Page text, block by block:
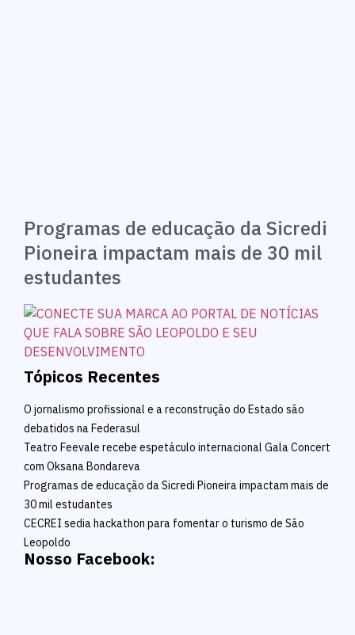
Programas de educação da Sicredi
Pioneira impactam mais de 30 mil
estudantes
Tópicos Recentes
O jornalismo profissional e a reconstrução do Estado são
debatidos na Federasul
Teatro Feevale recebe espetáculo internacional Gala Concert
com Oksana Bondareva
Programas de educação da Sicredi Pioneira impactam mais de
30 mil estudantes
CECREI sedia hackathon para fomentar o turismo de São
Leopoldo
Nosso Facebook: